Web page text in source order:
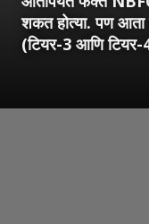
शकत होत्या. पण आता
(टियर-3 आणि